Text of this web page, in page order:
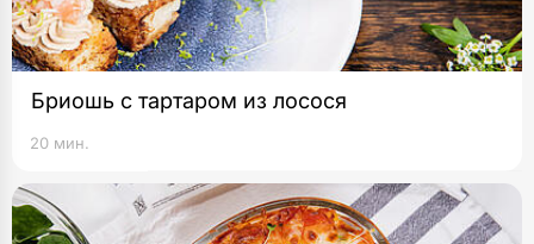
Бриошь с тартаром из лосося
20 мин.